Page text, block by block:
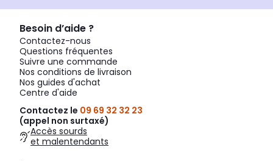
Besoin d’aide ?
Contactez-nous
Questions fréquentes
Suivre une commande
Nos conditions de livraison
Nos guides d'achat
Centre d'aide
Contactez le 09 69 32 32 23
(appel non surtaxé)
Accès sourds
et malentendants